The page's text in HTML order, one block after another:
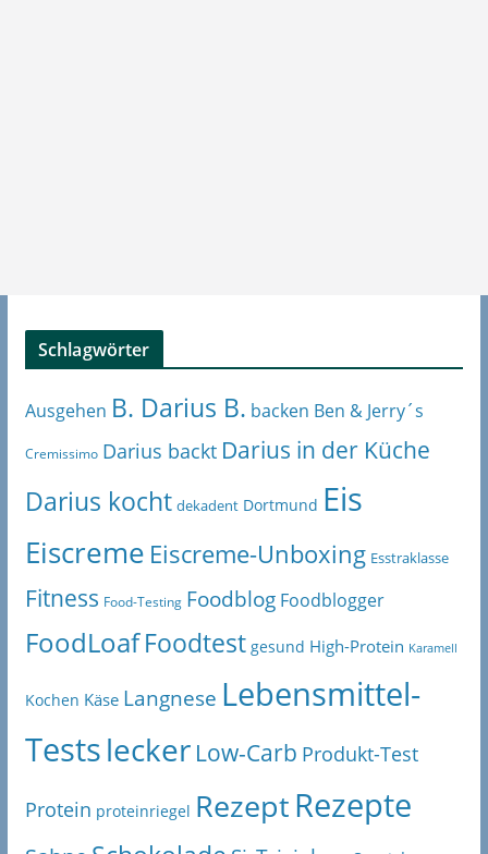
Schlagwörter
Ausgehen B. Darius B. backen Ben & Jerry´s
Cremissimo Darius backt Darius in der Küche
Darius kocht dekadent Dortmund Eis
Eiscreme Eiscreme-Unboxing Esstraklasse
Fitness Food-Testing Foodblog Foodblogger
FoodLoaf Foodtest gesund High-Protein Karamell
Kochen Käse Langnese Lebensmittel-
Testslecker Low-Carb Produkt-Test
Protein proteinriegel RezeptRezepte